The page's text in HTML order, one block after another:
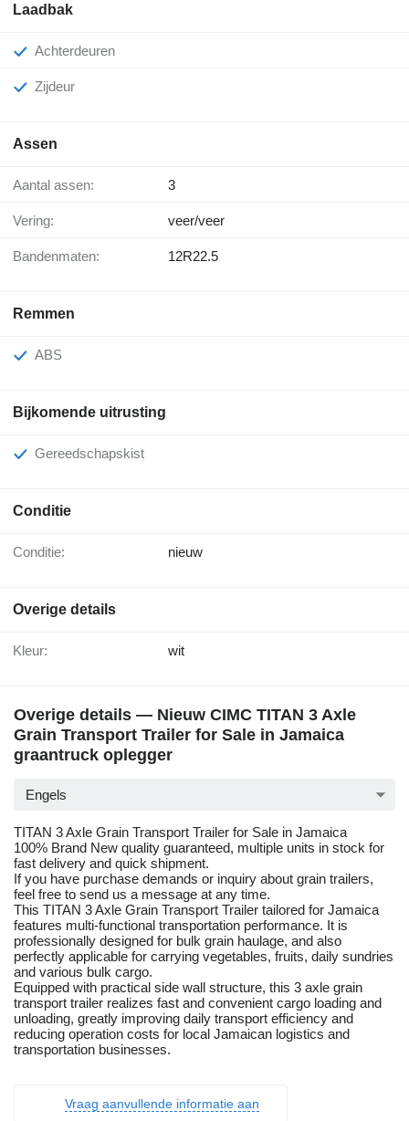
Laadbak
Achterdeuren
Zijdeur
Assen
Aantal assen: 3
Vering: veer/veer
Bandenmaten: 12R22.5
Remmen
ABS
Bijkomende uitrusting
Gereedschapskist
Conditie
Conditie: nieuw
Overige details
Kleur: wit
Overige details — Nieuw CIMC TITAN 3 Axle
Grain Transport Trailer for Sale in Jamaica
graantruck oplegger
Engels
TITAN 3 Axle Grain Transport Trailer for Sale in Jamaica
100% Brand New quality guaranteed, multiple units in stock for
fast delivery and quick shipment.
If you have purchase demands or inquiry about grain trailers,
feel free to send us a message at any time.
This TITAN 3 Axle Grain Transport Trailer tailored for Jamaica
features multi-functional transportation performance. It is
professionally designed for bulk grain haulage, and also
perfectly applicable for carrying vegetables, fruits, daily sundries
and various bulk cargo.
Equipped with practical side wall structure, this 3 axle grain
transport trailer realizes fast and convenient cargo loading and
unloading, greatly improving daily transport efficiency and
reducing operation costs for local Jamaican logistics and
transportation businesses.
Vraag aanvullende informatie aan